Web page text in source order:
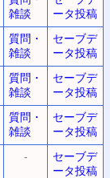
雑談
ータ投稿
質問・
雑談
セーブデ
ータ投稿
質問・
雑談
セーブデ
ータ投稿
質問・
雑談
セーブデ
ータ投稿
-
セーブデ
ータ投稿